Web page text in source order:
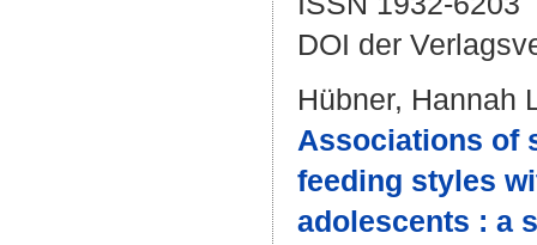
DOI der
Hübner, Hannah
Associations of
feeding styles
adolescents : a